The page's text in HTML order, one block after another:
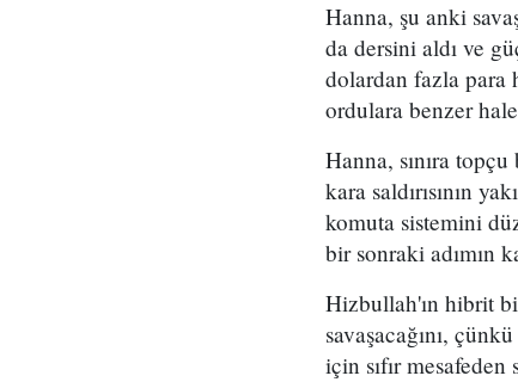
Hanna, şu anki
da dersini aldı ve
dolardan fazla para
ordulara benzer
Hanna, sınıra
kara saldırısının
komuta sistemini
bir sonraki adımın
Hizbullah'ın hibrit
savaşacağını,
için sıfır